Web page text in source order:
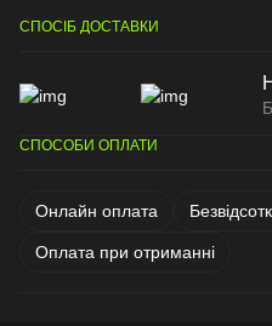
СПОСІБ ДОСТАВКИ
СПОСОБИ ОПЛАТИ
Онлайн оплата
Оплата при отриманні